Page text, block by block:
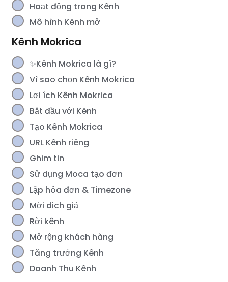
Hoạt động trong Kênh
Mô hình Kênh mở
Kênh Mokrica
✨Kênh Mokrica là gì?
Vì sao chọn Kênh Mokrica
Lợi ích Kênh Mokrica
Bắt đầu với Kênh
Tạo Kênh Mokrica
URL Kênh riêng
Ghim tin
Sử dụng Moca tạo đơn
Lập hóa đơn & Timezone
Mời dịch giả
Rời kênh
Mở rộng khách hàng
Tăng trưởng Kênh
Doanh Thu Kênh